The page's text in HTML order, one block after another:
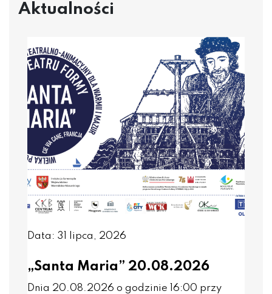
Aktualności
Data: 31 lipca, 2026
„Santa Maria” 20.08.2026
Dnia 20.08.2026 o godzinie 16:00 przy